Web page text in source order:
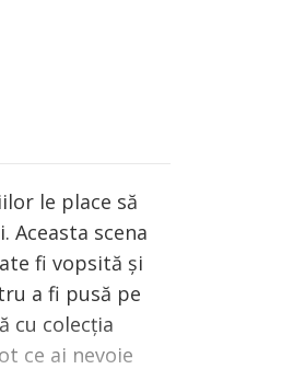
le place să
Aceasta scena
fi vopsită și
a fi pusă pe
cu colecția
ce ai nevoie